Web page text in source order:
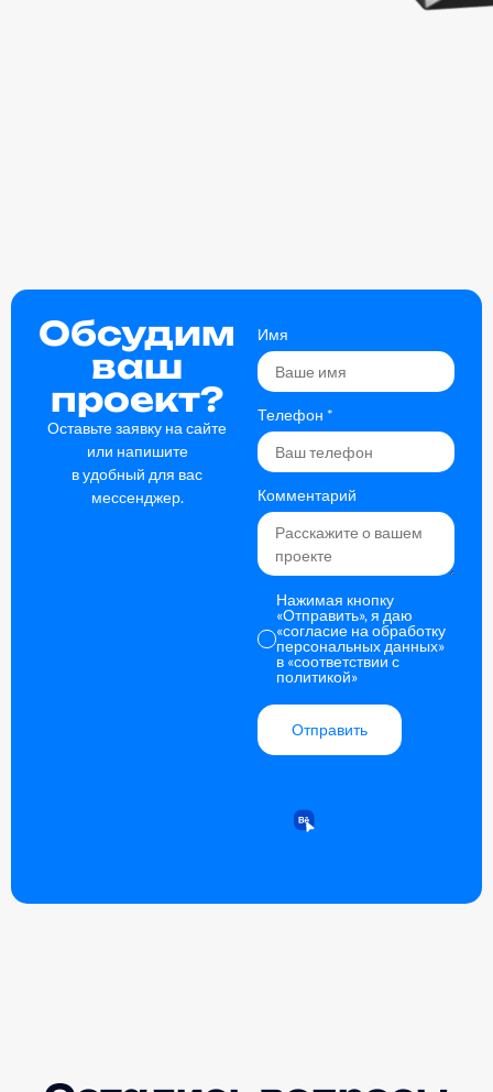
Обсудим
ваш
проект?
Оставьте заявку на сайте
или напишите
в удобный для вас
мессенджер.
Имя
Телефон *
Комментарий
Нажимая кнопку
«Отправить», я даю
«согласие на обработку
персональных данных»
в «соответствии с
политикой»
Отправить